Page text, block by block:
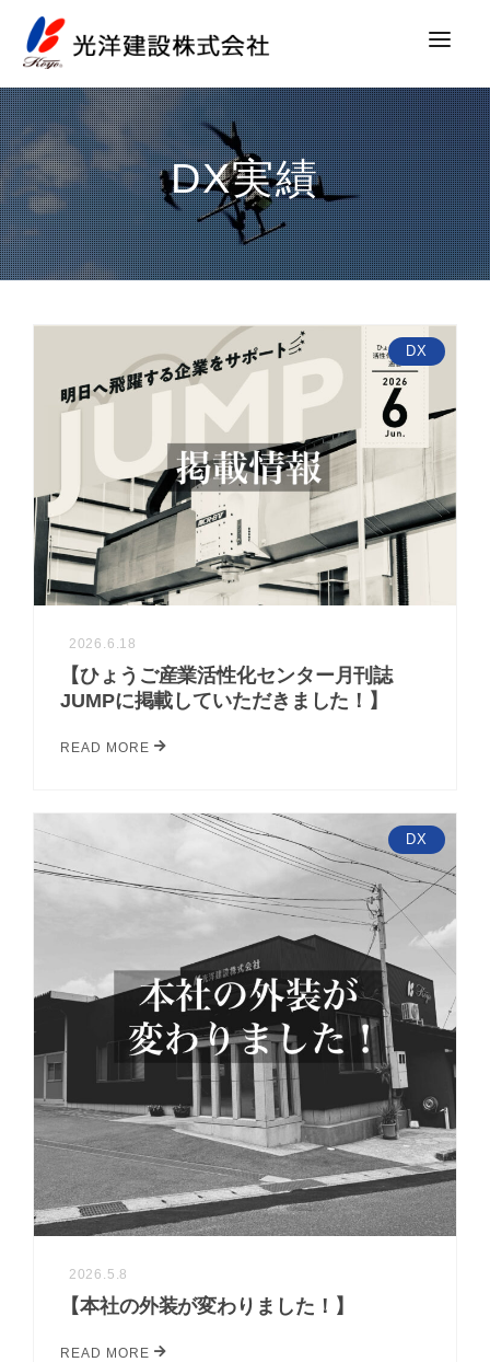
お知らせ
事業内容
SDGs
DX
採用情報
会社案内
お問い合わせ
DX実績
DX
2026.6.18
【ひょうご産業活性化センター月刊誌
JUMPに掲載していただきました！】
READ MORE
DX
2026.5.8
【本社の外装が変わりました！】
READ MORE